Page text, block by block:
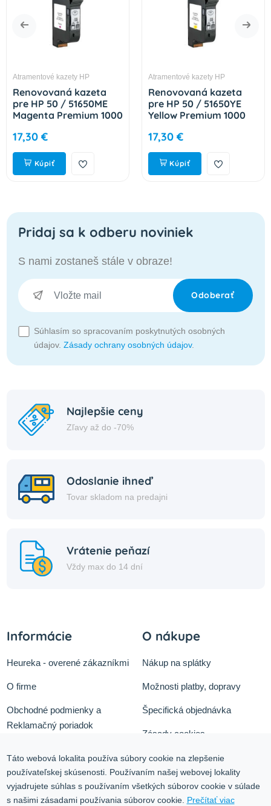
Atramentové kazety HP
Renovovaná kazeta
pre HP 50 / 51650ME
Magenta Premium 1000
17,30 €
Kúpiť
Atramentové kazety HP
Renovovaná kazeta
pre HP 50 / 51650YE
Yellow Premium 1000
17,30 €
Kúpiť
Pridaj sa k odberu noviniek
S nami zostaneš stále v obraze!
Odoberať
Súhlasím so spracovaním poskytnutých osobných
údajov. Zásady ochrany osobných údajov.
Najlepšie ceny
Zľavy až do -70%
Odoslanie ihneď
Tovar skladom na predajni
Vrátenie peňazí
Vždy max do 14 dní
Informácie
Heureka - overené zákazníkmi
O firme
Obchodné podmienky a
Reklamačný poriadok
Služby
Kontakt
O nákupe
Nákup na splátky
Možnosti platby, dopravy
Špecifická objednávka
Zásady cookies
Ochrana osobných údajov
Blog
Táto webová lokalita používa súbory cookie na zlepšenie
používateľskej skúsenosti. Používaním našej webovej lokality
vyjadrujete súhlas s používaním všetkých súborov cookie v súlade
s našimi zásadami používania súborov cookie. Prečítať viac